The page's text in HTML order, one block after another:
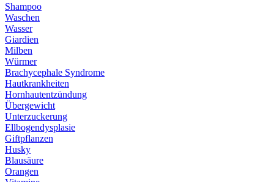
Shampoo
Waschen
Wasser
Giardien
Milben
Würmer
Brachycephale Syndrome
Hautkrankheiten
Hornhautentzündung
Übergewicht
Unterzuckerung
Ellbogendysplasie
Giftpflanzen
Husky
Blausäure
Orangen